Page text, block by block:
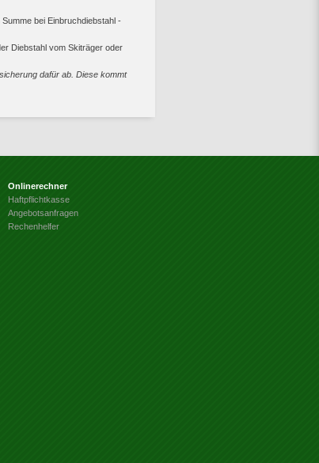
bei Einbruchdiebstahl -
Diebstahl vom Skiträger oder
dafür ab. Diese kommt
Onlinerechner
Haftpflichtkasse
Angebotsanfragen
Rechenhelfer